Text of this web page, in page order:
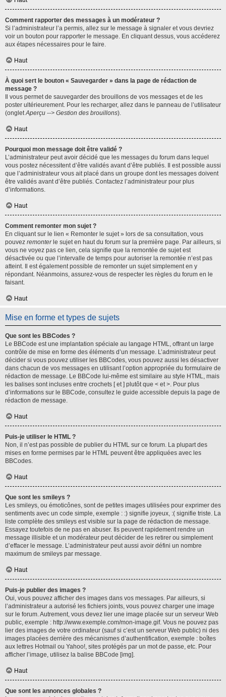
Comment rapporter des messages à un modérateur ?
Si l’administrateur l’a permis, allez sur le message à signaler et vous devriez
voir un bouton pour rapporter le message. En cliquant dessus, vous accéderez
aux étapes nécessaires pour le faire.
Haut
À quoi sert le bouton « Sauvegarder » dans la page de rédaction de
message ?
Il vous permet de sauvegarder des brouillons de vos messages et de les
poster ultérieurement. Pour les recharger, allez dans le panneau de l’utilisateur
(ongletAperçu --> Gestion des brouillons).
Haut
Pourquoi mon message doit être validé ?
L’administrateur peut avoir décidé que les messages du forum dans lequel
vous postez nécessitent d’être validés avant d’être publiés. Il est possible aussi
que l’administrateur vous ait placé dans un groupe dont les messages doivent
être validés avant d’être publiés. Contactez l’administrateur pour plus
d’informations.
Haut
Comment remonter mon sujet ?
En cliquant sur le lien « Remonter le sujet » lors de sa consultation, vous
pouvez remonterle sujet en haut du forum sur la première page. Par ailleurs, si
vous ne voyez pas ce lien, cela signifie que la remontée de sujet est
désactivée ou que l’intervalle de temps pour autoriser la remontée n’est pas
atteint. Il est également possible de remonter un sujet simplement en y
répondant. Néanmoins, assurez-vous de respecter les règles du forum en le
faisant.
Haut
Mise en forme et types de sujets
Que sont les BBCodes ?
Le BBCode est une implantation spéciale au langage HTML, offrant un large
contrôle de mise en forme des éléments d’un message. L’administrateur peut
décider si vous pouvez utiliser les BBCodes, vous pouvez aussi les désactiver
dans chacun de vos messages en utilisant l’option appropriée du formulaire de
rédaction de message. Le BBCode lui-même est similaire au style HTML, mais
les balises sont incluses entre crochets [ et ] plutôt que < et >. Pour plus
d’informations sur le BBCode, consultez le guide accessible depuis la page de
rédaction de message.
Haut
Puis-je utiliser le HTML ?
Non, il n’est pas possible de publier du HTML sur ce forum. La plupart des
mises en forme permises par le HTML peuvent être appliquées avec les
BBCodes.
Haut
Que sont les smileys ?
Les smileys, ou émoticônes, sont de petites images utilisées pour exprimer des
sentiments avec un code simple, exemple : :) signifie joyeux, :( signifie triste. La
liste complète des smileys est visible sur la page de rédaction de message.
Essayez toutefois de ne pas en abuser. Ils peuvent rapidement rendre un
message illisible et un modérateur peut décider de les retirer ou simplement
d’effacer le message. L’administrateur peut aussi avoir défini un nombre
maximum de smileys par message.
Haut
Puis-je publier des images ?
Oui, vous pouvez afficher des images dans vos messages. Par ailleurs, si
l’administrateur a autorisé les fichiers joints, vous pouvez charger une image
sur le forum. Autrement, vous devez lier une image placée sur un serveur Web
public, exemple : http://www.exemple.com/mon-image.gif. Vous ne pouvez pas
lier des images de votre ordinateur (sauf si c’est un serveur Web public) ni des
images placées derrière des mécanismes d’authentification, exemple : boîtes
aux lettres Hotmail ou Yahoo!, sites protégés par un mot de passe, etc. Pour
afficher l’image, utilisez la balise BBCode [img].
Haut
Que sont les annonces globales ?